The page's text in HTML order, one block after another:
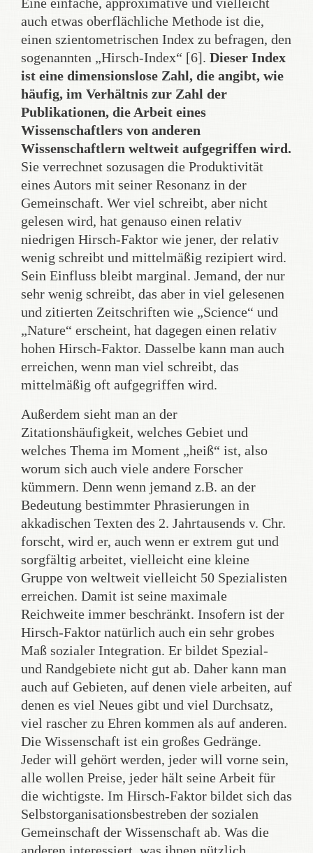
auch etwas oberflächliche Methode ist die,
einen szientometrischen Index zu befragen, den
sogenannten „Hirsch-Index“ [6]. Dieser Index
ist eine dimensionslose Zahl, die angibt, wie
häufig, im Verhältnis zur Zahl der
Publikationen, die Arbeit eines
Wissenschaftlers von anderen
Wissenschaftlern weltweit aufgegriffen wird.
Sie verrechnet sozusagen die Produktivität
eines Autors mit seiner Resonanz in der
Gemeinschaft. Wer viel schreibt, aber nicht
gelesen wird, hat genauso einen relativ
niedrigen Hirsch-Faktor wie jener, der relativ
wenig schreibt und mittelmäßig rezipiert wird.
Sein Einfluss bleibt marginal. Jemand, der nur
sehr wenig schreibt, das aber in viel gelesenen
und zitierten Zeitschriften wie „Science“ und
„Nature“ erscheint, hat dagegen einen relativ
hohen Hirsch-Faktor. Dasselbe kann man auch
erreichen, wenn man viel schreibt, das
mittelmäßig oft aufgegriffen wird.
Außerdem sieht man an der
Zitationshäufigkeit, welches Gebiet und
welches Thema im Moment „heiß“ ist, also
worum sich auch viele andere Forscher
kümmern. Denn wenn jemand z.B. an der
Bedeutung bestimmter Phrasierungen in
akkadischen Texten des 2. Jahrtausends v. Chr.
forscht, wird er, auch wenn er extrem gut und
sorgfältig arbeitet, vielleicht eine kleine
Gruppe von weltweit vielleicht 50 Spezialisten
erreichen. Damit ist seine maximale
Reichweite immer beschränkt. Insofern ist der
Hirsch-Faktor natürlich auch ein sehr grobes
Maß sozialer Integration. Er bildet Spezial-
und Randgebiete nicht gut ab. Daher kann man
auch auf Gebieten, auf denen viele arbeiten, auf
denen es viel Neues gibt und viel Durchsatz,
viel rascher zu Ehren kommen als auf anderen.
Die Wissenschaft ist ein großes Gedränge.
Jeder will gehört werden, jeder will vorne sein,
alle wollen Preise, jeder hält seine Arbeit für
die wichtigste. Im Hirsch-Faktor bildet sich das
Selbstorganisationsbestreben der sozialen
Gemeinschaft der Wissenschaft ab. Was die